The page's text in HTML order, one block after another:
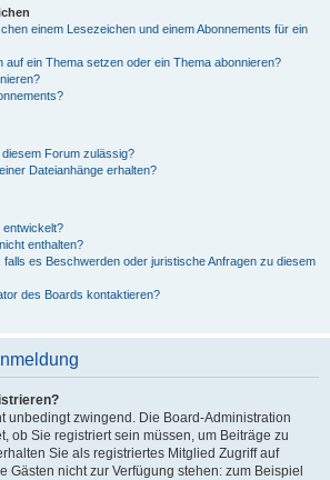
einem Lesezeichen und einem Abonnements für ein
auf ein Thema setzen oder ein Thema abonnieren?
Forum zulässig?
Dateianhänge erhalten?
entwickelt?
enthalten?
es Beschwerden oder juristische Anfragen zu diesem
des Boards kontaktieren?
unbedingt zwingend. Die Board-Administration
ob Sie registriert sein müssen, um Beiträge zu
Sie als registriertes Mitglied Zugriff auf
Gästen nicht zur Verfügung stehen: zum Beispiel